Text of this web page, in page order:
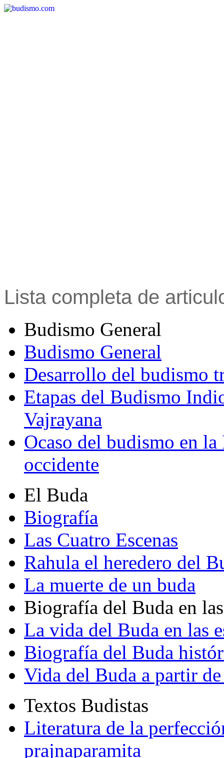
Lista completa de
Budismo General
Budismo General
Desarrollo del budismo
Etapas del Budismo
Vajrayana
Ocaso del budismo en
occidente
El Buda
Biografía
Las Cuatro Escenas
Rahula el heredero del
La muerte de un buda
Biografía del Buda en
La vida del Buda en las
Biografía del Buda
Vida del Buda a partir de
Textos Budistas
Literatura de la
prajnaparamita